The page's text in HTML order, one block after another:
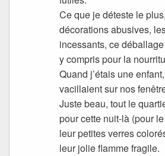
Ce que je déteste le
décorations abusives,
incessants, ce
y compris pour la
Quand j’étais une
vacillaient sur nos
Juste beau, tout le
pour cette nuit-là (pour
leur petites verres
leur jolie flamme fragile.